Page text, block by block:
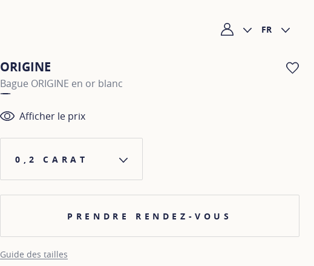
Mon compte
FR
ORIGINE
Bague ORIGINE en or blanc
Afficher le prix
0,2 CARAT
PRENDRE RENDEZ-VOUS
Guide des tailles